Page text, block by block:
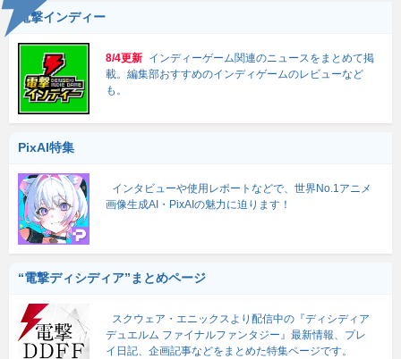
電撃インディー
8/4更新 インディーゲーム関連のニュースをまとめて掲
載。編集部おすすめのインディゲームのレビューなど
も。
PixAI特集
インタビューや使用レポートなどで、世界No.1アニメ
画像生成AI・PixAIの魅力に迫ります！
“電撃ディシディア”まとめページ
スクウェア・エニックスより配信中の『ディシディア
デュエルム ファイナルファンタジー』最新情報、プレ
イ日記、企画記事などをまとめた特集ページです。